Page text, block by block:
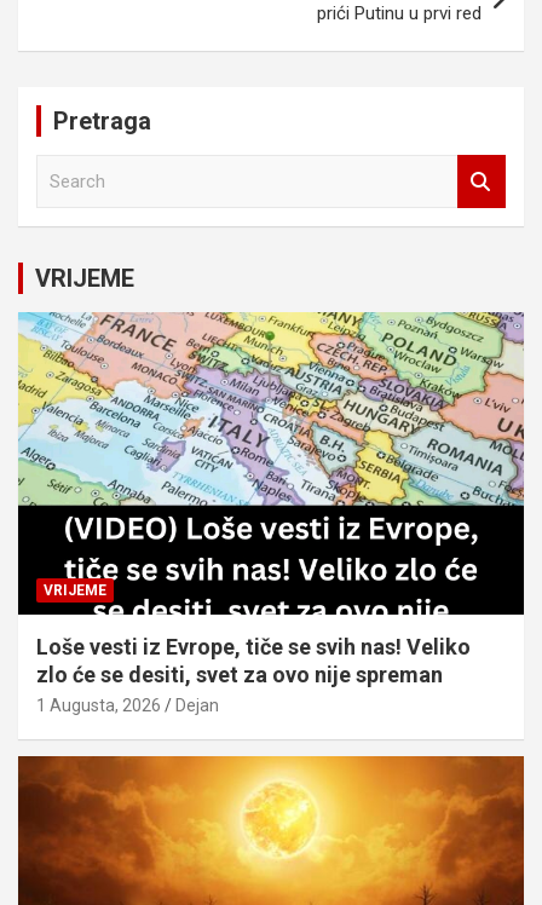
prići Putinu u prvi red
Pretraga
c
h
VRIJEME
VRIJEME
Loše vesti iz Evrope, tiče se svih nas! Veliko
zlo će se desiti, svet za ovo nije spreman
1 Augusta, 2026 Dejan